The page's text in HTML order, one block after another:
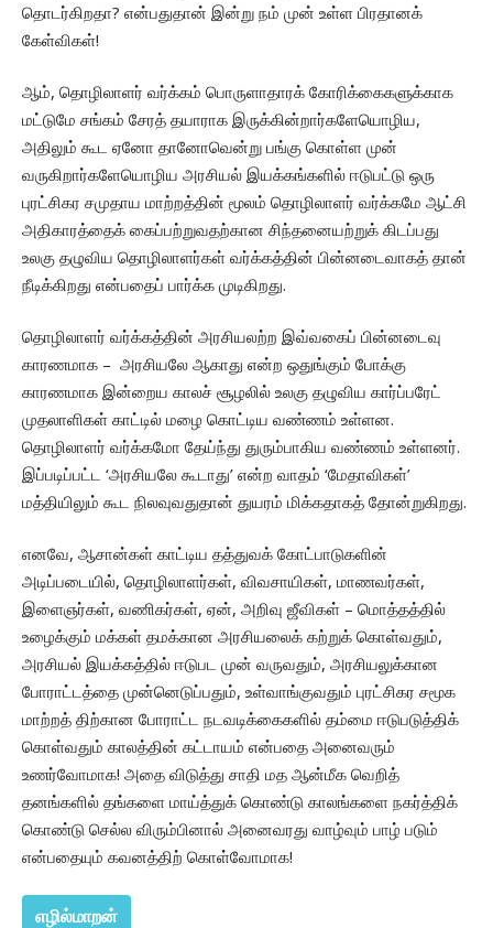
தொடர்கிறதா? என்பதுதான் இன்று நம் முன் உள்ள பிரதானக்
கேள்விகள்!
ஆம், தொழிலாளர் வர்க்கம் பொருளாதாரக் கோரிக்கைகளுக்காக
மட்டுமே சங்கம் சேரத் தயாராக இருக்கின்றார்களேயொழிய,
அதிலும் கூட ஏனோ தானோவென்று பங்கு கொள்ள முன்
வருகிறார்களேயொழிய அரசியல் இயக்கங்களில் ஈடுபட்டு ஒரு
புரட்சிகர சமுதாய மாற்றத்தின் மூலம் தொழிலாளர் வர்க்கமே ஆட்சி
அதிகாரத்தைக் கைப்பற்றுவதற்கான சிந்தனையற்றுக் கிடப்பது
உலகு தழுவிய தொழிலாளர்கள் வர்க்கத்தின் பின்னடைவாகத் தான்
நீடிக்கிறது என்பதைப் பார்க்க முடிகிறது.
தொழிலாளர் வர்க்கத்தின் அரசியலற்ற இவ்வகைப் பின்னடைவு
காரணமாக – அரசியலே ஆகாது என்ற ஒதுங்கும் போக்கு
காரணமாக இன்றைய காலச் சூழலில் உலகு தழுவிய கார்ப்பரேட்
முதலாளிகள் காட்டில் மழை கொட்டிய வண்ணம் உள்ளன.
தொழிலாளர் வர்க்கமோ தேய்ந்து துரும்பாகிய வண்ணம் உள்ளனர்.
இப்படிப்பட்ட ‘அரசியலே கூடாது’ என்ற வாதம் ‘மேதாவிகள்’
மத்தியிலும் கூட நிலவுவதுதான் துயரம் மிக்கதாகத் தோன்றுகிறது.
எனவே, ஆசான்கள் காட்டிய தத்துவக் கோட்பாடுகளின்
அடிப்படையில், தொழிலாளர்கள், விவசாயிகள், மாணவர்கள்,
இளைஞர்கள், வணிகர்கள், ஏன், அறிவு ஜீவிகள் – மொத்தத்தில்
உழைக்கும் மக்கள் தமக்கான அரசியலைக் கற்றுக் கொள்வதும்,
அரசியல் இயக்கத்தில் ஈடுபட முன் வருவதும், அரசியலுக்கான
போராட்டத்தை முன்னெடுப்பதும், உள்வாங்குவதும் புரட்சிகர சமூக
மாற்றத் திற்கான போராட்ட நடவடிக்கைகளில் தம்மை ஈடுபடுத்திக்
கொள்வதும் காலத்தின் கட்டாயம் என்பதை அனைவரும்
உணர்வோமாக! அதை விடுத்து சாதி மத ஆன்மீக வெறித்
தனங்களில் தங்களை மாய்த்துக் கொண்டு காலங்களை நகர்த்திக்
கொண்டு செல்ல விரும்பினால் அனைவரது வாழ்வும் பாழ் படும்
என்பதையும் கவனத்திற் கொள்வோமாக!
எழில்மாறன்